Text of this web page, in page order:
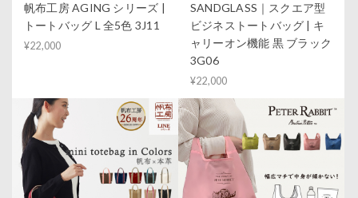
帆布工房 AGING シリーズ |
トートバッグ L 全5色 3J11
¥22,000
SANDGLASS｜スクエア型
ビジネストートバッグ | キ
ャリーオン機能 黒 ブラック
3G06
¥22,000